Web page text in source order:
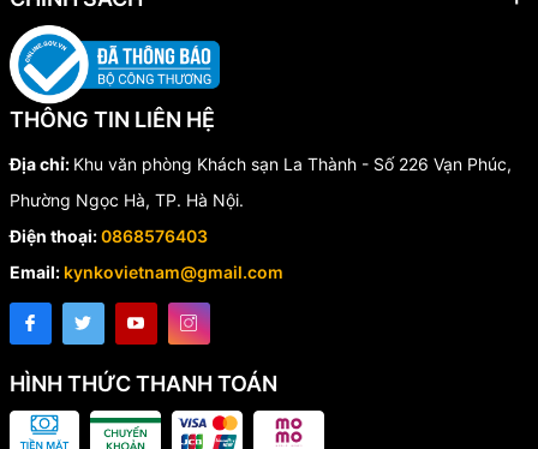
THÔNG TIN LIÊN HỆ
Địa chỉ: Khu văn phòng Khách sạn La Thành - Số 226 Vạn Phúc,
Phường Ngọc Hà, TP. Hà Nội.
Điện thoại:0868576403
Email: kynkovietnam@gmail.com
HÌNH THỨC THANH TOÁN